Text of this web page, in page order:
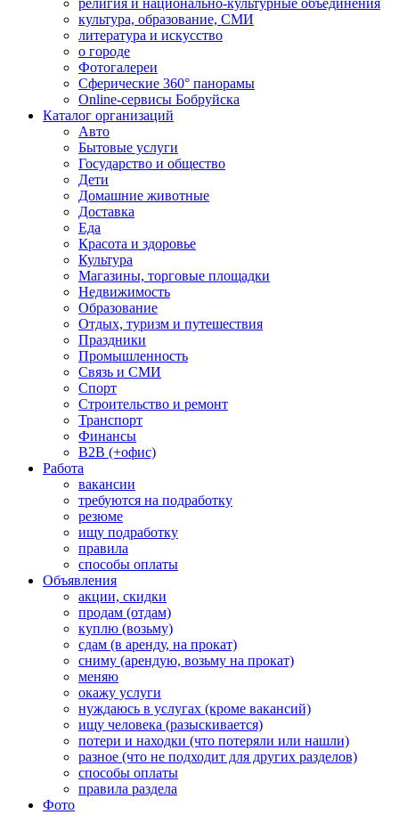
религия и национально-культурные объединения
культура, образование, СМИ
литература и искусство
о городе
Фотогалереи
Сферические 360° панорамы
Online-сервисы Бобруйска
Каталог организаций
Авто
Бытовые услуги
Государство и общество
Дети
Домашние животные
Доставка
Еда
Красота и здоровье
Культура
Магазины, торговые площадки
Недвижимость
Образование
Отдых, туризм и путешествия
Праздники
Промышленность
Связь и СМИ
Спорт
Строительство и ремонт
Транспорт
Финансы
B2B (+офис)
Работа
вакансии
требуются на подработку
резюме
ищу подработку
правила
способы оплаты
Объявления
акции, скидки
продам (отдам)
куплю (возьму)
сдам (в аренду, на прокат)
сниму (арендую, возьму на прокат)
меняю
окажу услуги
нуждаюсь в услугах (кроме вакансий)
ищу человека (разыскивается)
потери и находки (что потеряли или нашли)
разное (что не подходит для других разделов)
способы оплаты
правила раздела
Фото